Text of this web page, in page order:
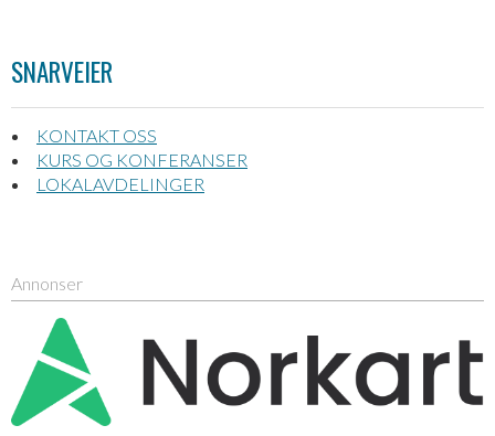
SNARVEIER
KONTAKT OSS
KURS OG KONFERANSER
LOKALAVDELINGER
Annonser